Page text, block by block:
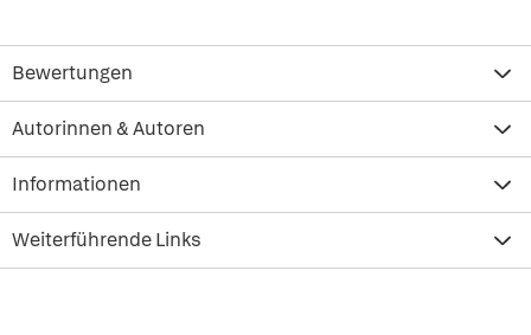
Bewertungen
Autorinnen & Autoren
Informationen
Weiterführende Links